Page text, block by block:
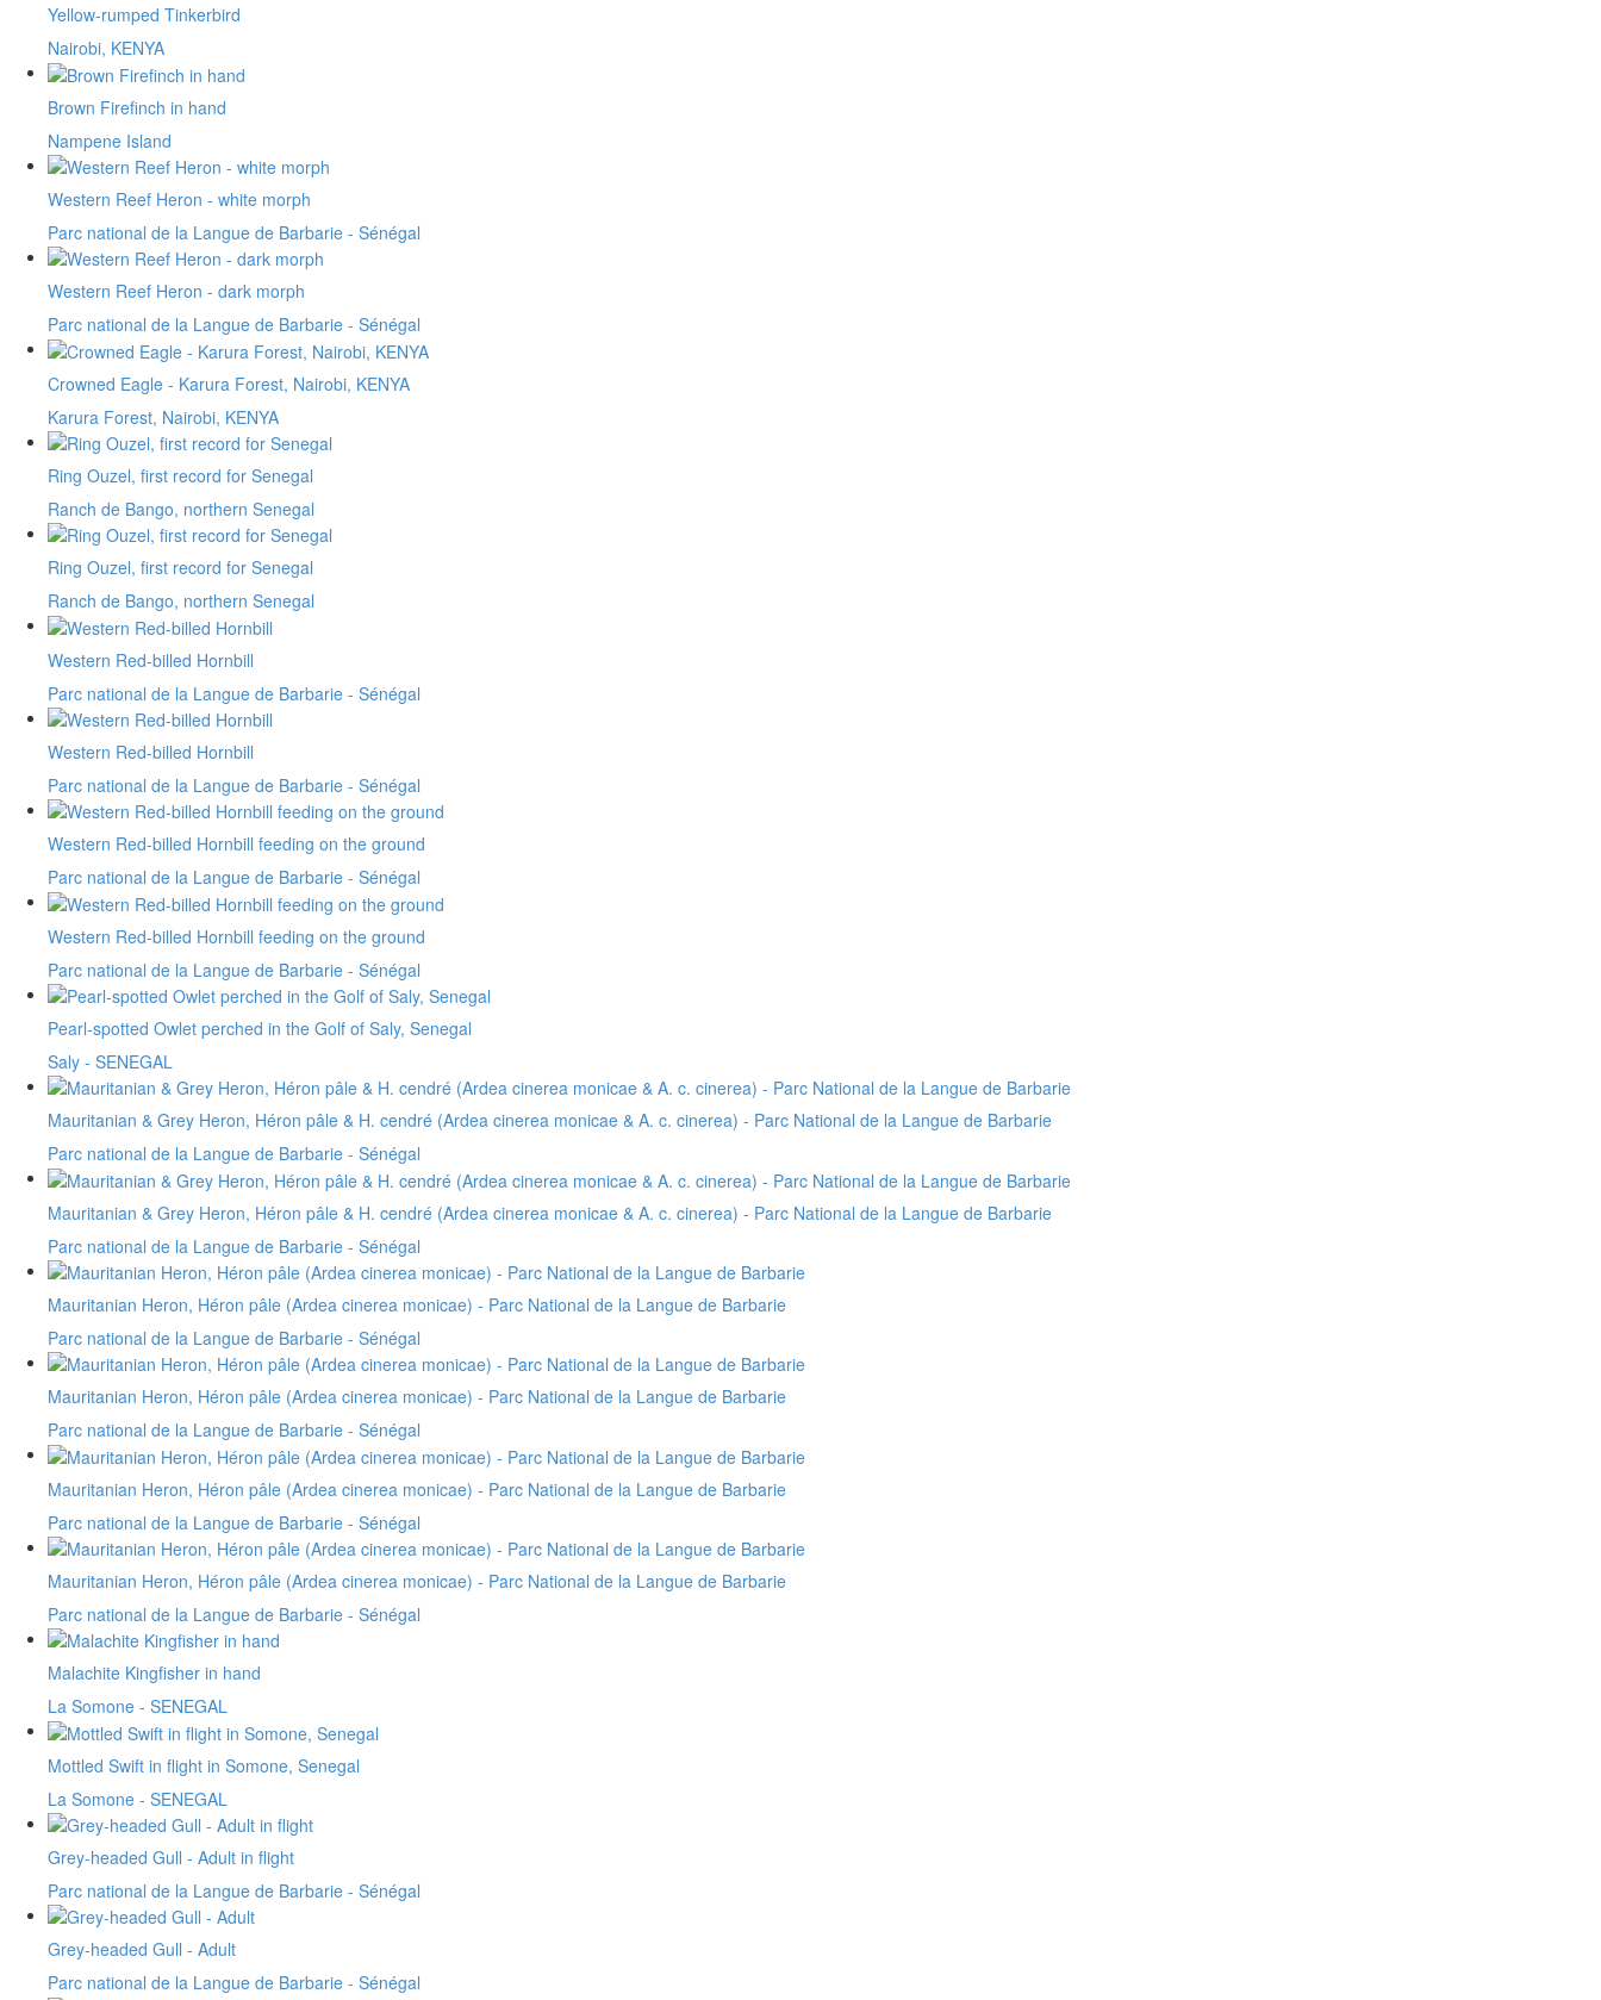
Yellow-rumped Tinkerbird
Nairobi, KENYA
Brown Firefinch in hand
Nampene Island
Western Reef Heron - white morph
Parc national de la Langue de Barbarie - Sénégal
Western Reef Heron - dark morph
Parc national de la Langue de Barbarie - Sénégal
Crowned Eagle - Karura Forest, Nairobi, KENYA
Karura Forest, Nairobi, KENYA
Ring Ouzel, first record for Senegal
Ranch de Bango, northern Senegal
Ring Ouzel, first record for Senegal
Ranch de Bango, northern Senegal
Western Red-billed Hornbill
Parc national de la Langue de Barbarie - Sénégal
Western Red-billed Hornbill
Parc national de la Langue de Barbarie - Sénégal
Western Red-billed Hornbill feeding on the ground
Parc national de la Langue de Barbarie - Sénégal
Western Red-billed Hornbill feeding on the ground
Parc national de la Langue de Barbarie - Sénégal
Pearl-spotted Owlet perched in the Golf of Saly, Senegal
Saly - SENEGAL
Mauritanian & Grey Heron, Héron pâle & H. cendré (Ardea cinerea monicae & A. c. cinerea) - Parc National de la Langue de Barbarie
Parc national de la Langue de Barbarie - Sénégal
Mauritanian & Grey Heron, Héron pâle & H. cendré (Ardea cinerea monicae & A. c. cinerea) - Parc National de la Langue de Barbarie
Parc national de la Langue de Barbarie - Sénégal
Mauritanian Heron, Héron pâle (Ardea cinerea monicae) - Parc National de la Langue de Barbarie
Parc national de la Langue de Barbarie - Sénégal
Mauritanian Heron, Héron pâle (Ardea cinerea monicae) - Parc National de la Langue de Barbarie
Parc national de la Langue de Barbarie - Sénégal
Mauritanian Heron, Héron pâle (Ardea cinerea monicae) - Parc National de la Langue de Barbarie
Parc national de la Langue de Barbarie - Sénégal
Mauritanian Heron, Héron pâle (Ardea cinerea monicae) - Parc National de la Langue de Barbarie
Parc national de la Langue de Barbarie - Sénégal
Malachite Kingfisher in hand
La Somone - SENEGAL
Mottled Swift in flight in Somone, Senegal
La Somone - SENEGAL
Grey-headed Gull - Adult in flight
Parc national de la Langue de Barbarie - Sénégal
Grey-headed Gull - Adult
Parc national de la Langue de Barbarie - Sénégal